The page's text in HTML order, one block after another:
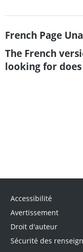
French Page
The French
looking for
Accessibilité
Avertissement
Droit d'auteur
Sécurité des